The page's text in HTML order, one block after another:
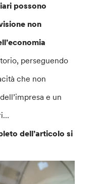
possono
non
perseguendo
che non
e un
dell’articolo si